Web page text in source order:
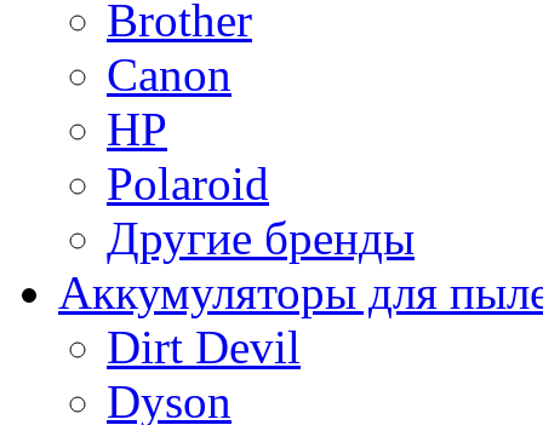
Brother
Canon
HP
Polaroid
Другие бренды
Аккумуляторы для
Dirt Devil
Dyson